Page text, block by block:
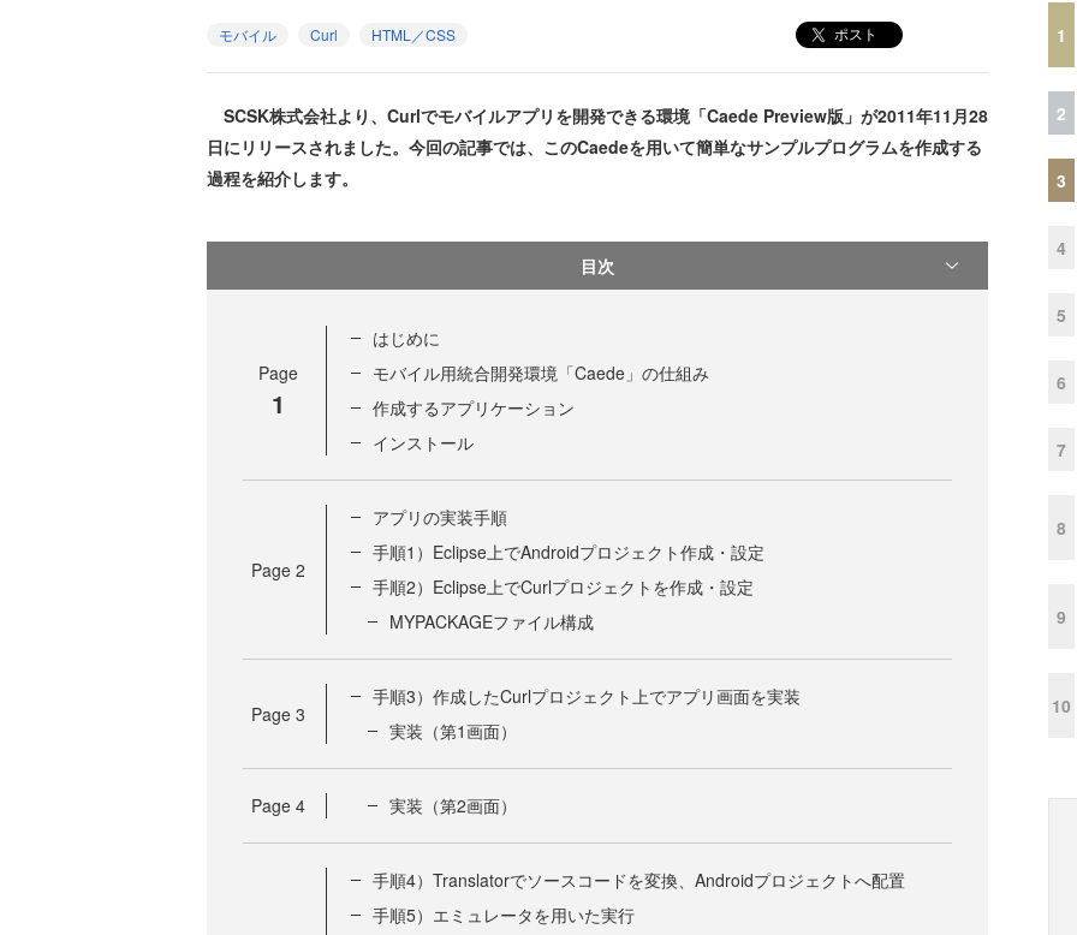
モバイル Curl HTML／CSS ポスト
SCSK株式会社より、Curlでモバイルアプリを開発できる環境「Caede Preview版」が2011年11月28
日にリリースされました。今回の記事では、このCaedeを用いて簡単なサンプルプログラムを作成する
過程を紹介します。
目次
Page
1
はじめに
モバイル用統合開発環境「Caede」の仕組み
作成するアプリケーション
インストール
Page 2
アプリの実装手順
手順1）Eclipse上でAndroidプロジェクト作成・設定
手順2）Eclipse上でCurlプロジェクトを作成・設定
MYPACKAGEファイル構成
Page 3
手順3）作成したCurlプロジェクト上でアプリ画面を実装
実装（第1画面）
Page 4 実装（第2画面）
手順4）Translatorでソースコードを変換、Androidプロジェクトへ配置
手順5）エミュレータを用いた実行
1
2
3
4
5
6
7
8
9
10